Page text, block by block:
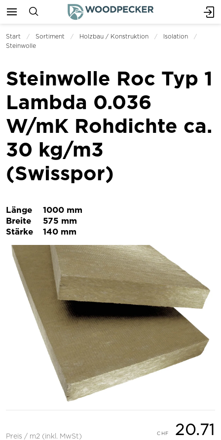
Start Sortiment Holzbau / Konstruktion
Isolation
Steinwolle
Steinwolle Roc Typ 1
Lambda 0.036
W/mK Rohdichte ca.
30 kg/m3
(Swisspor)
Länge
1000 mm
Breite
575 mm
Stärke
140 mm
Preis / m2 (inkl. MwSt) 20.71